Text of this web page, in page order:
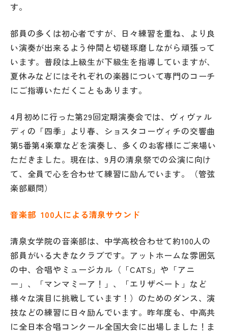
す。
部員の多くは初心者ですが、日々練習を重ね、より良
い演奏が出来るよう仲間と切磋琢磨しながら頑張って
います。普段は上級生が下級生を指導していますが、
夏休みなどにはそれぞれの楽器について専門のコーチ
にご指導いただくこともあります。
4月初めに行った第29回定期演奏会では、ヴィヴァル
ディの「四季」より春、ショスタコーヴィチの交響曲
第5番第4楽章などを演奏し、多くのお客様にご来場い
ただきました。現在は、9月の清泉祭での公演に向け
て、全員で心を合わせて練習に励んでいます。（管弦
楽部顧問）
音楽部 100人による清泉サウンド
清泉女学院の音楽部は、中学高校合わせて約100人の
部員がいる大きなクラブです。アットホームな雰囲気
の中、合唱やミュージカル（「CATS」や「アニ
ー」、「マンマミーア！」、「エリザベート」など
様々な演目に挑戦しています！）のためのダンス、演
技などの練習に日々励んでいます。昨年度も、中高共
に全日本合唱コンクール全国大会に出場しました！ま